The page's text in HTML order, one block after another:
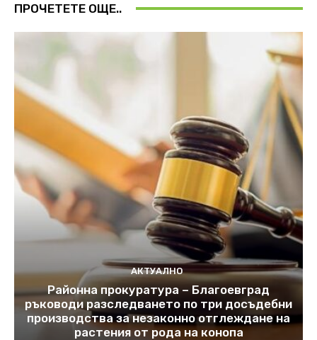
ПРОЧЕТЕТЕ ОЩЕ..
АКТУАЛНО
Районна прокуратура – Благоевград
ръководи разследването по три досъдебни
производства за незаконно отглеждане на
растения от рода на конопа